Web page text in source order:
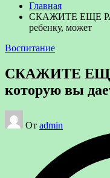
Главная
СКАЖИТЕ ЕЩЕ РАЗ
ребенку, может
Опубликовано
Воспитание
СКАЖИТЕ ЕЩЕ
которую вы
Запись
от
От admin